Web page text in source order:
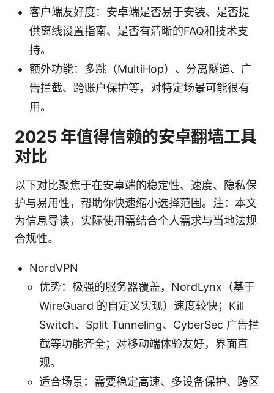
客户端友好度：安卓端是否易于安装、是否提
供离线设置指南、是否有清晰的FAQ和技术支
持。
额外功能：多跳（MultiHop）、分离隧道、广
告拦截、跨账户保护等，对特定场景可能很有
用。
2025 年值得信赖的安卓翻墙工具
对比
以下对比聚焦于在安卓端的稳定性、速度、隐私保
护与易用性，帮助你快速缩小选择范围。注：本文
为信息导读，实际使用需结合个人需求与当地法规
合规性。
NordVPN
优势：极强的服务器覆盖，NordLynx（基于
WireGuard 的自定义实现）速度较快；Kill
Switch、Split Tunneling、CyberSec 广告拦
截等功能齐全；对移动端体验友好，界面直
观。
适合场景：需要稳定高速、多设备保护、跨区